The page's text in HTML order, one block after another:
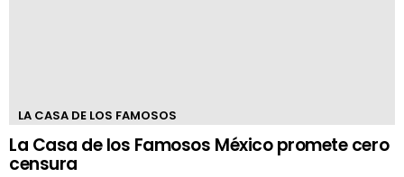
LA CASA DE LOS FAMOSOS
La Casa de los Famosos México promete cero
censura